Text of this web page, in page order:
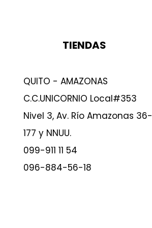
TIENDAS
QUITO - AMAZONAS
C.C.UNICORNIO Local#353
Nivel 3, Av. Río Amazonas 36-
177 y NNUU.
099-911 11 54
096-884-56-18